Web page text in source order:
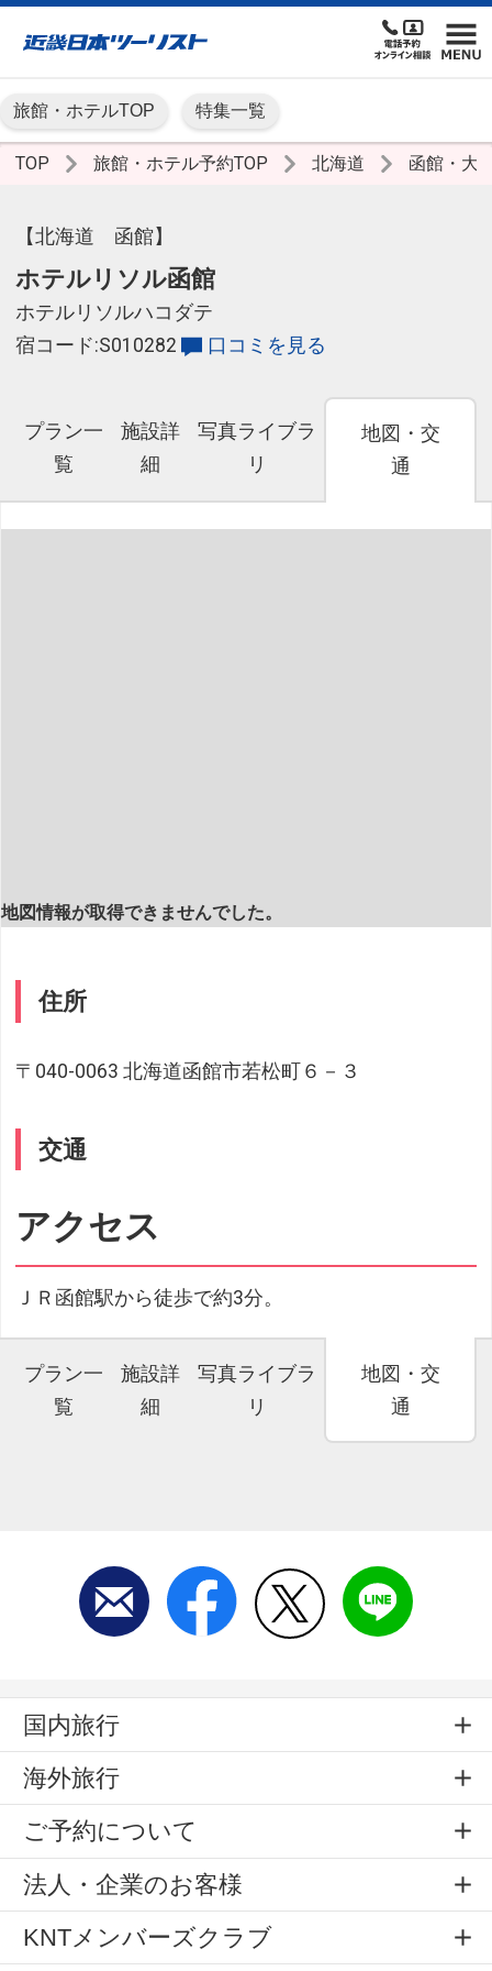
旅館・ホテルTOP 特集一覧
TOP 旅館・ホテル予約TOP 北海道 函館・大
【北海道 函館】
ホテルリソル函館
ホテルリソルハコダテ
宿コード:S010282
口コミを見る
プラン一
覧
施設詳
細
写真ライブラ
リ
地図・交
通
地図情報が取得できませんでした。
住所
〒040-0063 北海道函館市若松町６－３
交通
アクセス
ＪＲ函館駅から徒歩で約3分。
プラン一
覧
施設詳
細
写真ライブラ
リ
地図・交
通
国内旅行
海外旅行
ご予約について
法人・企業のお客様
KNTメンバーズクラブ